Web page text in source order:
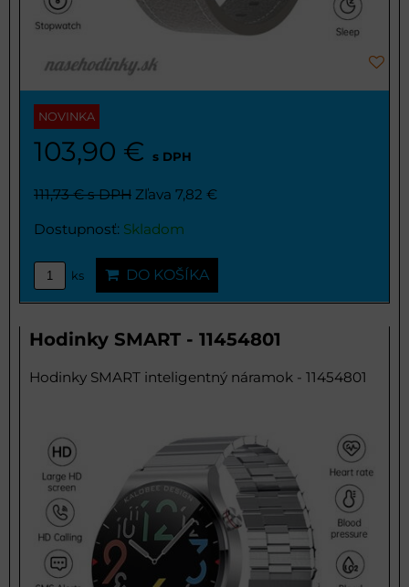
NOVINKA
103,90 € s DPH
111,73 €s DPH Zľava 7,82 €
Dostupnosť: Skladom
ks DO KOŠÍKA
Hodinky SMART - 11454801
Hodinky SMART inteligentný náramok - 11454801